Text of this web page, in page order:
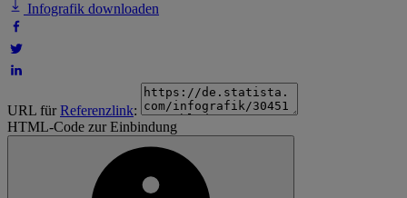
Infografik downloaden
URL fürReferenzlink:
HTML-Code zur Einbindung